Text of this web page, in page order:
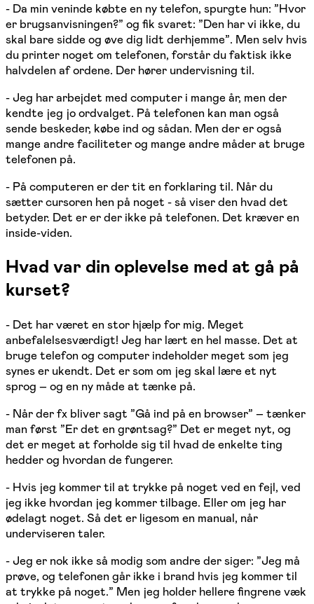
- Da min veninde købte en ny telefon, spurgte hun: ”Hvor
er brugsanvisningen?” og fik svaret: ”Den har vi ikke, du
skal bare sidde og øve dig lidt derhjemme”. Men selv hvis
du printer noget om telefonen, forstår du faktisk ikke
halvdelen af ordene. Der hører undervisning til.
- Jeg har arbejdet med computer i mange år, men der
kendte jeg jo ordvalget. På telefonen kan man også
sende beskeder, købe ind og sådan. Men der er også
mange andre faciliteter og mange andre måder at bruge
telefonen på.
- På computeren er der tit en forklaring til. Når du
sætter cursoren hen på noget - så viser den hvad det
betyder. Det er er der ikke på telefonen. Det kræver en
inside-viden.
Hvad var din oplevelse med at gå på
kurset?
- Det har været en stor hjælp for mig. Meget
anbefalelsesværdigt! Jeg har lært en hel masse. Det at
bruge telefon og computer indeholder meget som jeg
synes er ukendt. Det er som om jeg skal lære et nyt
sprog – og en ny måde at tænke på.
- Når der fx bliver sagt ”Gå ind på en browser” – tænker
man først ”Er det en grøntsag?” Det er meget nyt, og
det er meget at forholde sig til hvad de enkelte ting
hedder og hvordan de fungerer.
- Hvis jeg kommer til at trykke på noget ved en fejl, ved
jeg ikke hvordan jeg kommer tilbage. Eller om jeg har
ødelagt noget. Så det er ligesom en manual, når
underviseren taler.
- Jeg er nok ikke så modig som andre der siger: ”Jeg må
prøve, og telefonen går ikke i brand hvis jeg kommer til
at trykke på noget.” Men jeg holder hellere fingrene væk